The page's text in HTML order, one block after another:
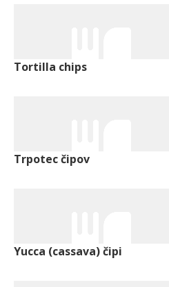
Tortilla chips
Trpotec čipov
Yucca (cassava) čipi